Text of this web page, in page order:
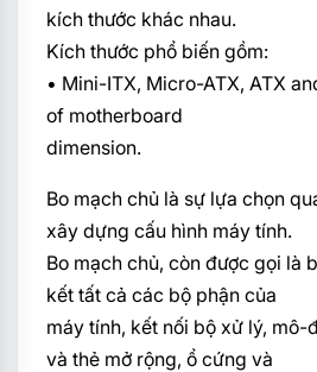
kích thước khác nhau.
Kích thước phổ biến gồm:
• Mini-ITX, Micro-ATX, ATX
of motherboard
dimension.
Bo mạch chủ là sự lựa chọn
xây dựng cấu hình máy tính.
Bo mạch chủ, còn được gọi là
kết tất cả các bộ phận của
máy tính, kết nối bộ xử lý, mô-
và thẻ mở rộng, ổ cứng và